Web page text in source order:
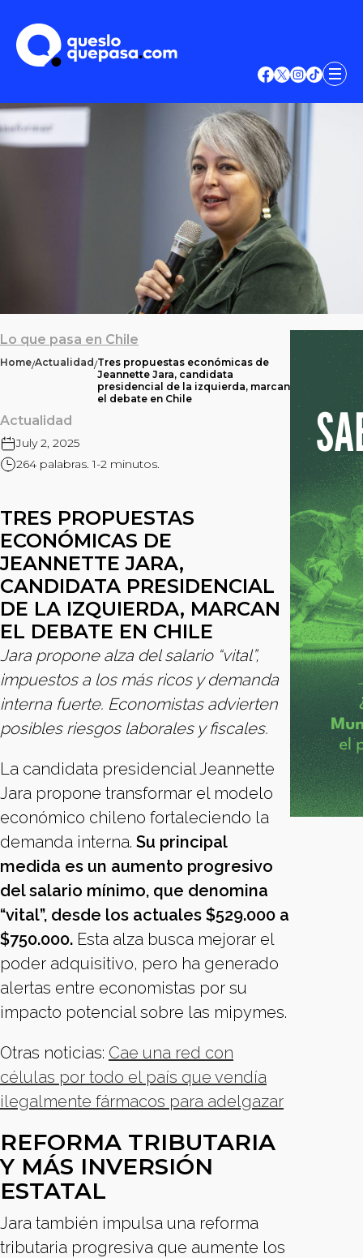
Lo que pasa en Chile
Home/Actualidad/Tres propuestas económicas de
Jeannette Jara, candidata
presidencial de la izquierda, marcan
el debate en Chile
Actualidad
July 2, 2025
264 palabras. 1-2 minutos.
TRES PROPUESTAS
ECONÓMICAS DE
JEANNETTE JARA,
CANDIDATA PRESIDENCIAL
DE LA IZQUIERDA, MARCAN
EL DEBATE EN CHILE
Jara propone alza del salario “vital”,
impuestos a los más ricos y demanda
interna fuerte. Economistas advierten
posibles riesgos laborales y fiscales.
La candidata presidencial Jeannette
Jara propone transformar el modelo
económico chileno fortaleciendo la
demanda interna. Su principal
medida es un aumento progresivo
del salario mínimo, que denomina
“vital”, desde los actuales $529.000 a
$750.000. Esta alza busca mejorar el
poder adquisitivo, pero ha generado
alertas entre economistas por su
impacto potencial sobre las mipymes.
Otras noticias: Cae una red con
células por todo el país que vendía
ilegalmente fármacos para adelgazar
REFORMA TRIBUTARIA
Y MÁS INVERSIÓN
ESTATAL
Jara también impulsa una reforma
tributaria progresiva que aumente los